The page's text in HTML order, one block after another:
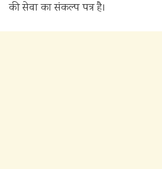
की सेवा का संकल्प पत्र है।